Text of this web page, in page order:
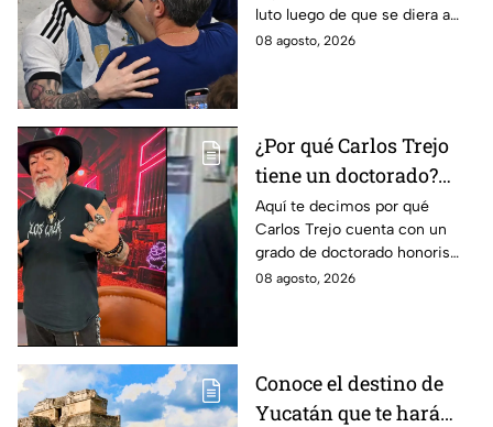
Venga La Alegría
luto luego de que se diera a
conocer el fallecimiento del
08 agosto, 2026
¿Por qué Carlos Trejo
tiene un doctorado?
Este es el
reconocimiento que el
cazafantasmas recibió
Aquí te decimos por qué
Carlos Trejo cuenta con un
grado de doctorado honoris
causa. El cazafantasmas será
08 agosto, 2026
Conoce el destino de
Yucatán que te hará